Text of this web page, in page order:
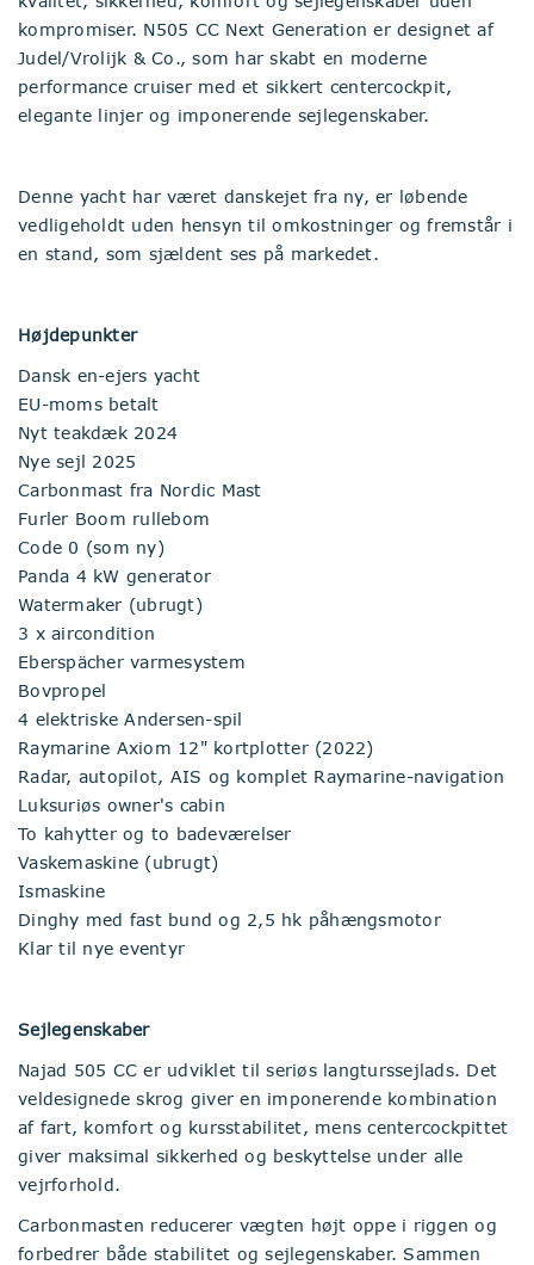
kompromiser. N505 CC Next Generation er designet af
Judel/Vrolijk & Co., som har skabt en moderne
performance cruiser med et sikkert centercockpit,
elegante linjer og imponerende sejlegenskaber.
Denne yacht har været danskejet fra ny, er løbende
vedligeholdt uden hensyn til omkostninger og fremstår i
en stand, som sjældent ses på markedet.
Højdepunkter
Dansk en-ejers yacht
EU-moms betalt
Nyt teakdæk 2024
Nye sejl 2025
Carbonmast fra Nordic Mast
Furler Boom rullebom
Code 0 (som ny)
Panda 4 kW generator
Watermaker (ubrugt)
3 x aircondition
Eberspächer varmesystem
Bovpropel
4 elektriske Andersen-spil
Raymarine Axiom 12" kortplotter (2022)
Radar, autopilot, AIS og komplet Raymarine-navigation
Luksuriøs owner's cabin
To kahytter og to badeværelser
Vaskemaskine (ubrugt)
Ismaskine
Dinghy med fast bund og 2,5 hk påhængsmotor
Klar til nye eventyr
Sejlegenskaber
Najad 505 CC er udviklet til seriøs langturssejlads. Det
veldesignede skrog giver en imponerende kombination
af fart, komfort og kursstabilitet, mens centercockpittet
giver maksimal sikkerhed og beskyttelse under alle
vejrforhold.
Carbonmasten reducerer vægten højt oppe i riggen og
forbedrer både stabilitet og sejlegenskaber. Sammen